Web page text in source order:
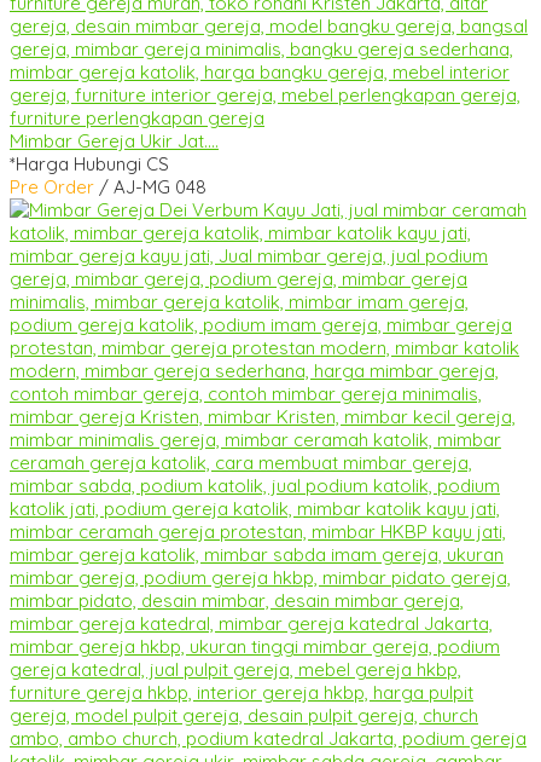
Mimbar Gereja Ukir Jat....
*Harga Hubungi CS
Pre Order / AJ-MG 048